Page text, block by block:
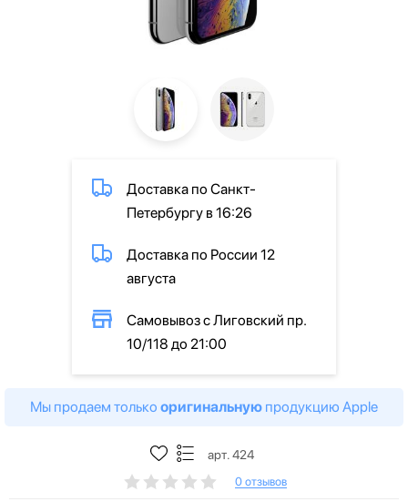
Доставка по Санкт-
Петербургу в 16:26
Доставка по России 12
августа
Самовывоз с Лиговский пр.
10/118 до 21:00
Мы продаем только оригинальную продукцию Apple
арт. 424
0 отзывов